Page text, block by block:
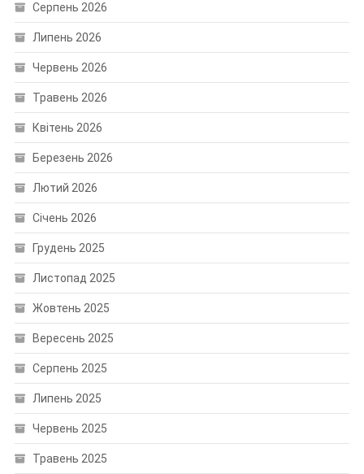
Серпень 2026
Липень 2026
Червень 2026
Травень 2026
Квітень 2026
Березень 2026
Лютий 2026
Січень 2026
Грудень 2025
Листопад 2025
Жовтень 2025
Вересень 2025
Серпень 2025
Липень 2025
Червень 2025
Травень 2025